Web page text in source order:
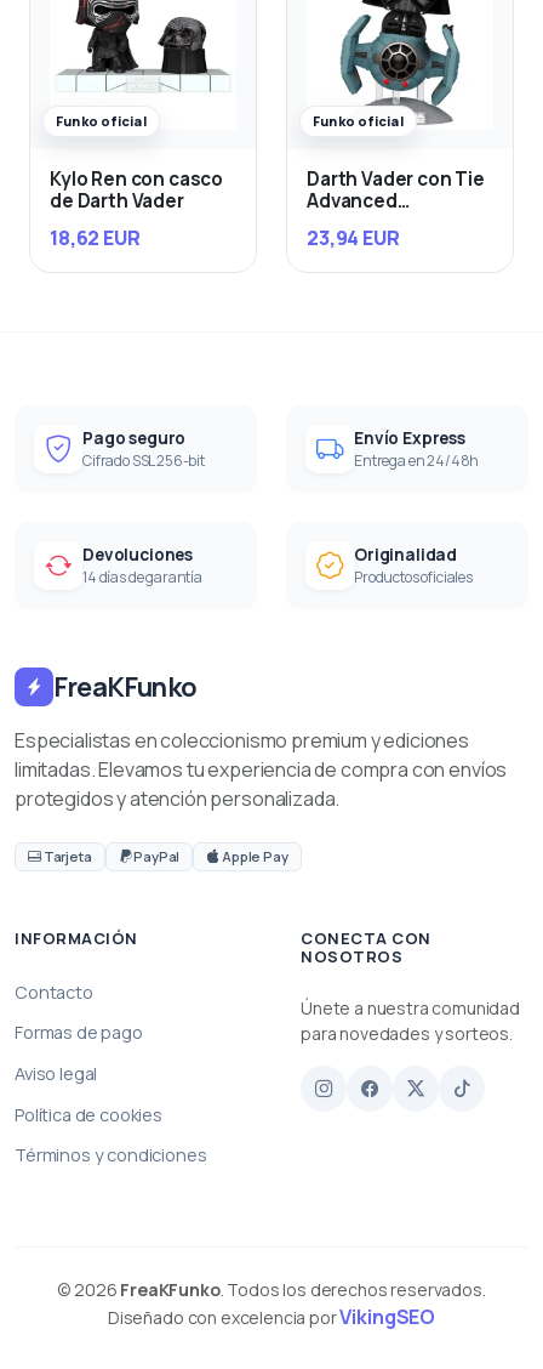
Funko oficial
Kylo Ren con casco
de Darth Vader
18,62 EUR
Funko oficial
Darth Vader con Tie
Advanced
23,94 EUR
Pago seguro
Cifrado SSL 256-bit
Envío Express
Entrega en 24/48h
Devoluciones
14 días de garantía
Originalidad
Productos oficiales
FreaKFunko
Especialistas en coleccionismo premium y ediciones
limitadas. Elevamos tu experiencia de compra con envíos
protegidos y atención personalizada.
Tarjeta PayPal Apple Pay
INFORMACIÓN
Contacto
Formas de pago
Aviso legal
Política de cookies
Términos y condiciones
CONECTA CON
NOSOTROS
Únete a nuestra comunidad
para novedades y sorteos.
© 2026 FreaKFunko. Todos los derechos reservados.
Diseñado con excelencia porVikingSEO